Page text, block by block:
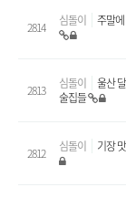
2814 심돌이 주말
2813 심돌이
울산
술집들
2812 심돌이 기장